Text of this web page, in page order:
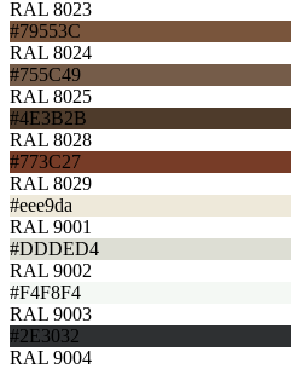
RAL 8023
#79553C
RAL 8024
#755C49
RAL 8025
#4E3B2B
RAL 8028
#773C27
RAL 8029
#eee9da
RAL 9001
#DDDED4
RAL 9002
#F4F8F4
RAL 9003
#2E3032
RAL 9004